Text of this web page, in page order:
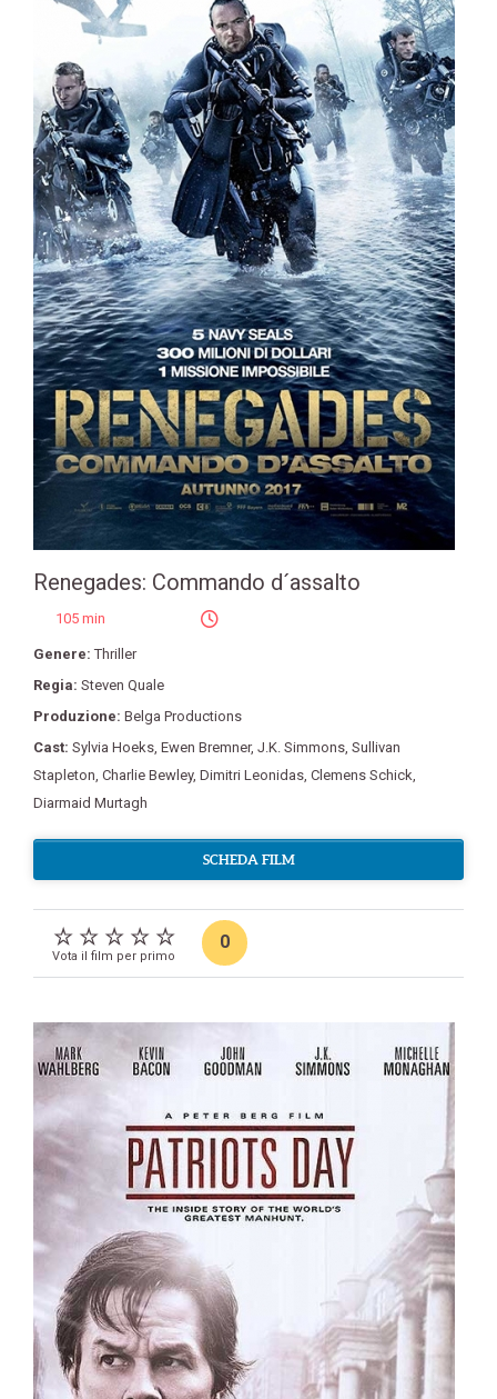
Renegades: Commando d´assalto
105 min
Genere:Thriller
Regia: Steven Quale
Produzione: Belga Productions
Cast: Sylvia Hoeks Ewen Bremner, J.K. Simmons Sullivan
Stapleton Charlie Bewley, Dimitri Leonidas Clemens Schick
Diarmaid Murtagh
SCHEDA FILM
Vota il film per primo
0